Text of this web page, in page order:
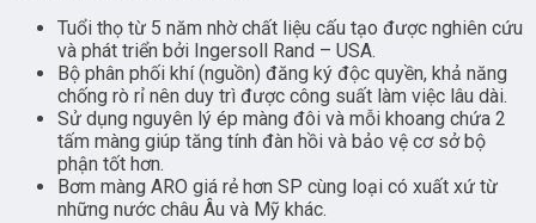
Tuổi thọ từ 5 năm nhờ chất liệu cấu tạo được nghiên cứu
và phát triển bởi Ingersoll Rand – USA.
Bộ phân phối khí (nguồn) đăng ký độc quyền, khả năng
chống rò rỉ nên duy trì được công suất làm việc lâu dài.
Sử dụng nguyên lý ép màng đôi và mỗi khoang chứa 2
tấm màng giúp tăng tính đàn hồi và bảo vệ cơ sở bộ
phận tốt hơn.
Bơm màng ARO giá rẻ hơn SP cùng loại có xuất xứ từ
những nước châu Âu và Mỹ khác.